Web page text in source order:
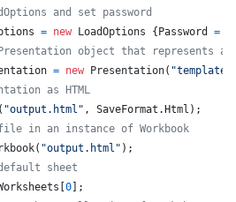
and set password
= new LoadOptions { Password =
object that represents a
= new Presentation(
as HTML
( "output.html" , SaveFormat . Html ) ;
in an instance of Workbook
( "output.html" ) ;
sheet
0
;